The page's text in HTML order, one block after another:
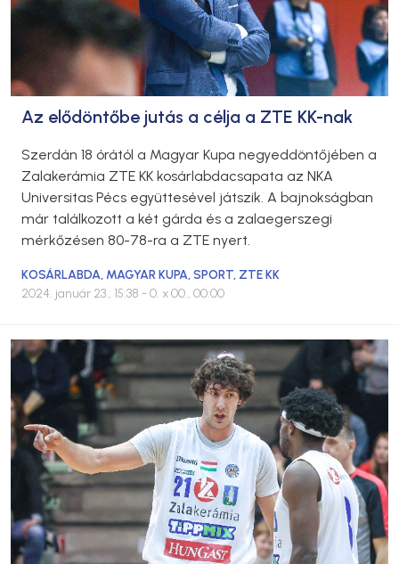
Az elődöntőbe jutás a célja a ZTE KK-nak
Szerdán 18 órától a Magyar Kupa negyeddöntőjében a
Zalakerámia ZTE KK kosárlabdacsapata az NKA
Universitas Pécs együttesével játszik. A bajnokságban
már találkozott a két gárda és a zalaegerszegi
mérkőzésen 80-78-ra a ZTE nyert.
KOSÁRLABDA, MAGYAR KUPA,SPORT, ZTE KK
2024. január 23., 15:38 - 0. x 00., 00:00